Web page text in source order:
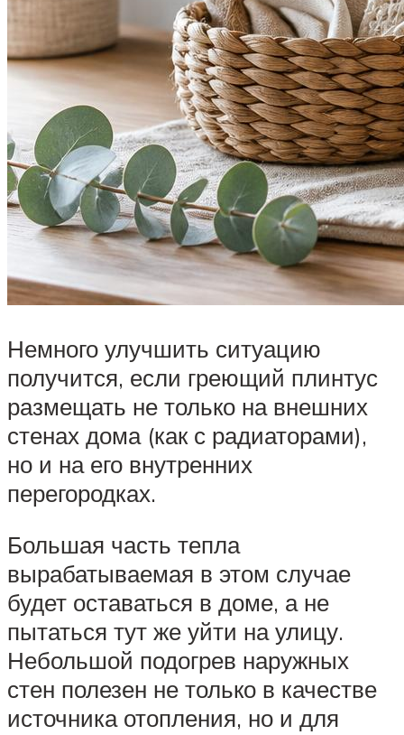
Немного улучшить ситуацию
получится, если греющий плинтус
размещать не только на внешних
стенах дома (как с радиаторами),
но и на его внутренних
перегородках.
Большая часть тепла
вырабатываемая в этом случае
будет оставаться в доме, а не
пытаться тут же уйти на улицу.
Небольшой подогрев наружных
стен полезен не только в качестве
источника отопления, но и для